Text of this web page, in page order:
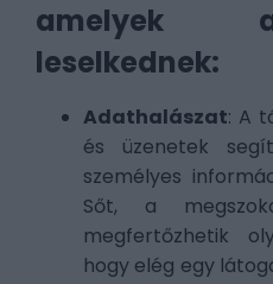
amelyek
leselkednek:
Adathalászat: A
és üzenetek
személyes
Sőt, a
megfertőzhetik
hogy elég egy